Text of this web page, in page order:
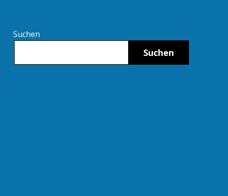
Suchen
Suchen